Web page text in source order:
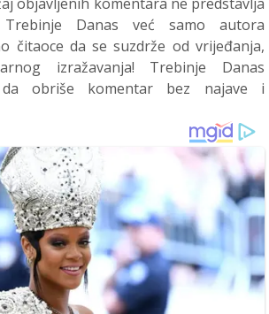
Danas već samo autora
čitaoce da se suzdrže od vrijeđanja,
izražavanja! Trebinje Danas
da obriše komentar bez najave i